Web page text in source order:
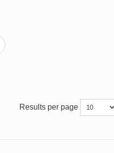
Results per page